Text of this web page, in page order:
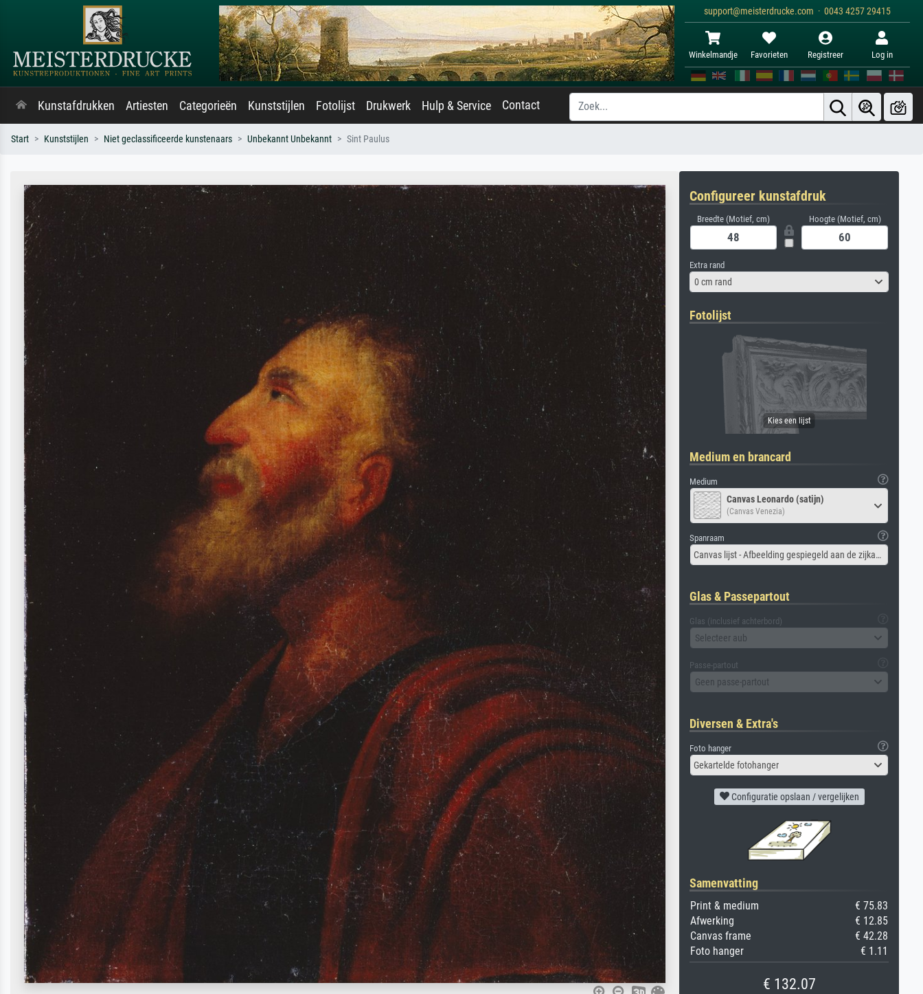
support@meisterdrucke.com · 0043 4257 29415
Winkelmandje Favorieten Registreer Log in
Kunstafdrukken Artiesten Categorieën Kunststijlen Fotolijst Drukwerk Hulp & Service Contact
Start Kunststijlen Niet geclassificeerde kunstenaars Unbekannt Unbekannt Sint Paulus
Configureer kunstafdruk
Breedte (Motief, cm) Hoogte (Motief, cm)
Extra rand
0 cm rand
Fotolijst
Medium en brancard
Medium
Canvas Leonardo (satijn)
(Canvas Venezia)
Spanraam
Canvas lijst - Afbeelding gespiegeld aan de zijkant
Glas & Passepartout
Glas (inclusief achterbord)
Selecteer aub
Passe-partout
Geen passe-partout
Diversen & Extra's
Foto hanger
Gekartelde fotohanger
Configuratie opslaan / vergelijken
Samenvatting
Print & medium
€ 75.83
Afwerking
€ 12.85
Canvas frame
€ 42.28
Foto hanger
€ 1.11
€ 132.07